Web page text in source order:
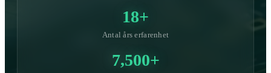
18+
Antal års erfarenhet
7,500+